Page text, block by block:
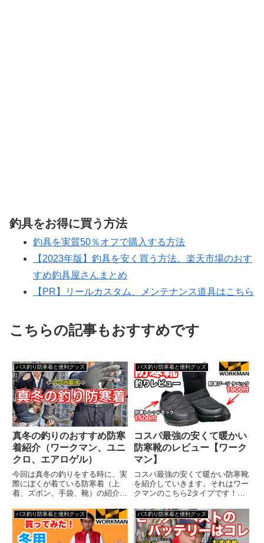
釣具をお得に買う方法
釣具を実質50％オフで購入する方法
【2023年版】釣具を安く買う方法。楽天市場のおす
すめ釣具屋さんまとめ
【PR】リールカスタム、メンテナンス道具はこちら
こちらの記事もおすすめです
バス釣り防寒着と便利グッズ
真冬の釣りのおすすめ防寒
着紹介（ワークマン、ユニ
クロ、エアロゲル）
今回は真冬の釣りをする時に、実
際にぼくが着ている防寒着（上
着、ズボン、手袋、靴）の紹介を
に歩き回る時には、動くので身体
が冷えづらいんですが、じっと座
ってやる餌釣りのような時には冷
えやすいので、両方での使い分け
バス釣り防寒着と便利グッズ
コスパ最強の安くて暖かい
防寒靴のレビュー【ワーク
マン】
コスパ最強の安くて暖かい防寒靴
を紹介していきます。それはワー
クマンのこちら2タイプです！防
1年使ってて、防寒ブーツケベッ
クは今年購入して夜の寒い時に履
いて防寒力をチェックしてみたり
してました。まず防寒トレッド
バス釣り防寒着と便利グッズ バス釣り防寒着と便利グッズ